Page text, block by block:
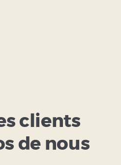
clients
de nous